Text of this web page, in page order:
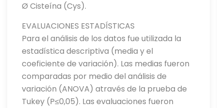
Ø Cisteína (Cys).
EVALUACIONES ESTADÍSTICAS
Para el análisis de los datos fue utilizada la
estadística descriptiva (media y el
coeficiente de variación). Las medias fueron
comparadas por medio del análisis de
variación (ANOVA) através de la prueba de
Tukey (P≤0,05). Las evaluaciones fueron